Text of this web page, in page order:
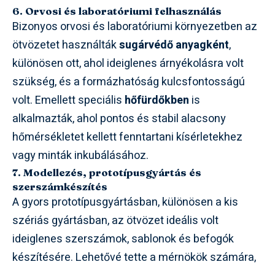
6. Orvosi és laboratóriumi felhasználás
Bizonyos orvosi és laboratóriumi környezetben az
ötvözetet használtáksugárvédő anyagként,
különösen ott, ahol ideiglenes árnyékolásra volt
szükség, és a formázhatóság kulcsfontosságú
volt. Emellett speciális hőfürdőkben is
alkalmazták, ahol pontos és stabil alacsony
hőmérsékletet kellett fenntartani kísérletekhez
vagy minták inkubálásához.
7. Modellezés, prototípusgyártás és
szerszámkészítés
A gyors prototípusgyártásban, különösen a kis
szériás gyártásban, az ötvözet ideális volt
ideiglenes szerszámok, sablonok és befogók
készítésére. Lehetővé tette a mérnökök számára,